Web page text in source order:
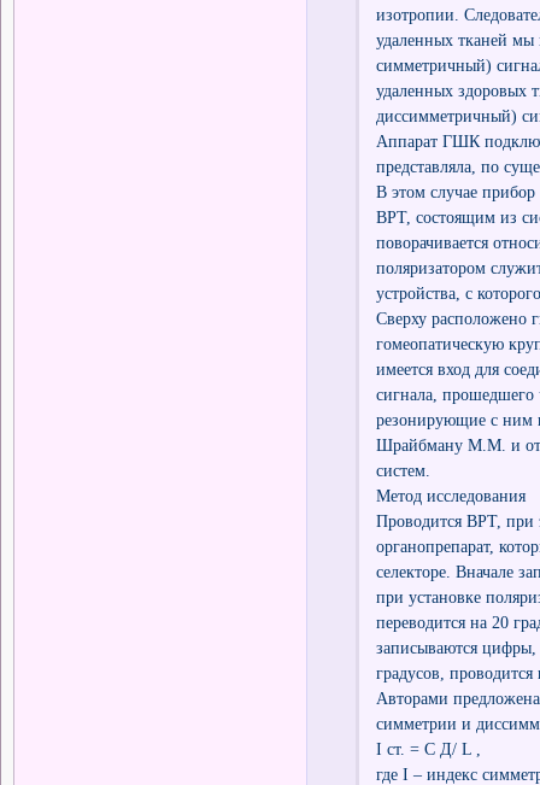
изотропии.
удаленных тканей
симметричный)
удаленных здоровых
диссимметричный)
Аппарат ГШК
представляла, по
В этом случае
ВРТ, состоящим из
поворачивается
поляризатором
устройства, с
Сверху расположено
гомеопатическую
имеется вход для
сигнала, прошедшего
резонирующие с ним
Шрайбману М.М. и
систем.
Метод исследования
Проводится ВРТ, при
органопрепарат,
селекторе. Вначале
при установке
переводится на 20
записываются цифры,
градусов,
Авторами
симметрии и
I ст. = С Д/ L ,
где I – индекс